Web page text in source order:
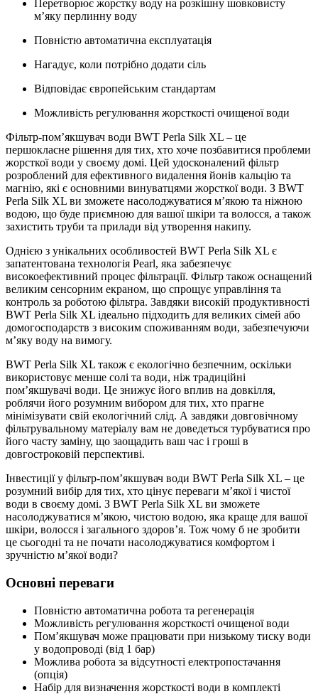
Перетворює жорстку воду на розкішну шовковисту
м’яку перлинну воду
Повністю автоматична експлуатація
Нагадує, коли потрібно додати сіль
Відповідає європейським стандартам
Можливість регулювання жорсткості очищеної води
Фільтр-пом’якшувач води BWT Perla Silk XL – це
першокласне рішення для тих, хто хоче позбавитися проблеми
жорсткої води у своєму домі. Цей удосконалений фільтр
розроблений для ефективного видалення йонів кальцію та
магнію, які є основними винуватцями жорсткої води. З BWT
Perla Silk XL ви зможете насолоджуватися м’якою та ніжною
водою, що буде приємною для вашої шкіри та волосся, а також
захистить труби та прилади від утворення накипу.
Однією з унікальних особливостей BWT Perla Silk XL є
запатентована технологія Pearl, яка забезпечує
високоефективний процес фільтрації. Фільтр також оснащений
великим сенсорним екраном, що спрощує управління та
контроль за роботою фільтра. Завдяки високій продуктивності
BWT Perla Silk XL ідеально підходить для великих сімей або
домогосподарств з високим споживанням води, забезпечуючи
м’яку воду на вимогу.
BWT Perla Silk XL також є екологічно безпечним, оскільки
використовує менше солі та води, ніж традиційні
пом’якшувачі води. Це знижує його вплив на довкілля,
роблячи його розумним вибором для тих, хто прагне
мінімізувати свій екологічний слід. А завдяки довговічному
фільтрувальному матеріалу вам не доведеться турбуватися про
його часту заміну, що заощадить ваш час і гроші в
довгостроковій перспективі.
Інвестиції у фільтр-пом’якшувач води BWT Perla Silk XL – це
розумний вибір для тих, хто цінує переваги м’якої і чистої
води в своєму домі. З BWT Perla Silk XL ви зможете
насолоджуватися м’якою, чистою водою, яка краще для вашої
шкіри, волосся і загального здоров’я. Тож чому б не зробити
це сьогодні та не почати насолоджуватися комфортом і
зручністю м’якої води?
Основні переваги
Повністю автоматична робота та регенерація
Можливість регулювання жорсткості очищеної води
Пом’якшувач може працювати при низькому тиску води
у водопроводі (від 1 бар)
Можлива робота за відсутності електропостачання
(опція)
Набір для визначення жорсткості води в комплекті